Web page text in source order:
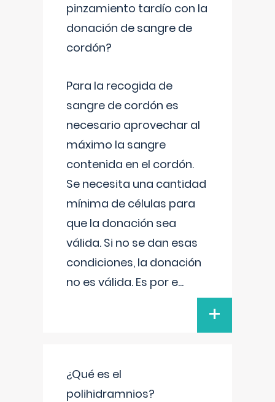
pinzamiento tardío con la
donación de sangre de
cordón?
Para la recogida de
sangre de cordón es
necesario aprovechar al
máximo la sangre
contenida en el cordón.
Se necesita una cantidad
mínima de células para
que la donación sea
válida. Si no se dan esas
condiciones, la donación
no es válida. Es por e...
+
¿Qué es el
polihidramnios?